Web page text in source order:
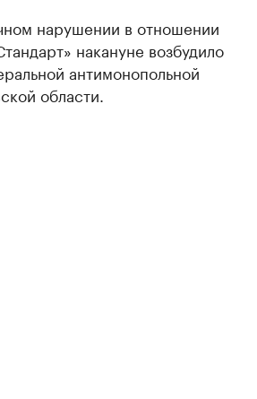
нарушении в отношении
накануне возбудило
антимонопольной
области.